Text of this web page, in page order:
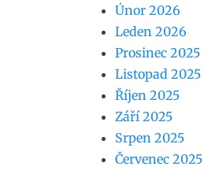
Únor 2026
Leden 2026
Prosinec 2025
Listopad 2025
Říjen 2025
Září 2025
Srpen 2025
Červenec 2025